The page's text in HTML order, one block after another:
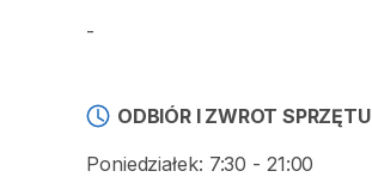
-
ODBIÓR I ZWROT SPRZĘTU
Poniedziałek: 7:30 - 21:00